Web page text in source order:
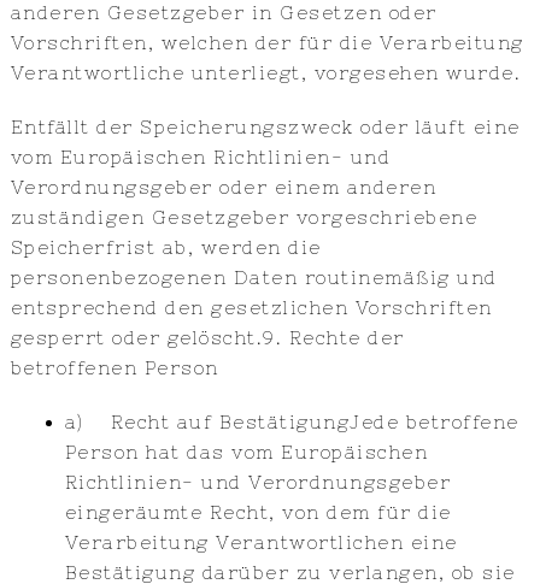
anderen Gesetzgeber in Gesetzen oder
Vorschriften, welchen der für die Verarbeitung
Verantwortliche unterliegt, vorgesehen wurde.
Entfällt der Speicherungszweck oder läuft eine
vom Europäischen Richtlinien- und
Verordnungsgeber oder einem anderen
zuständigen Gesetzgeber vorgeschriebene
Speicherfrist ab, werden die
personenbezogenen Daten routinemäßig und
entsprechend den gesetzlichen Vorschriften
gesperrt oder gelöscht.9. Rechte der
betroffenen Person
a) Recht auf BestätigungJede betroffene
Person hat das vom Europäischen
Richtlinien- und Verordnungsgeber
eingeräumte Recht, von dem für die
Verarbeitung Verantwortlichen eine
Bestätigung darüber zu verlangen, ob sie